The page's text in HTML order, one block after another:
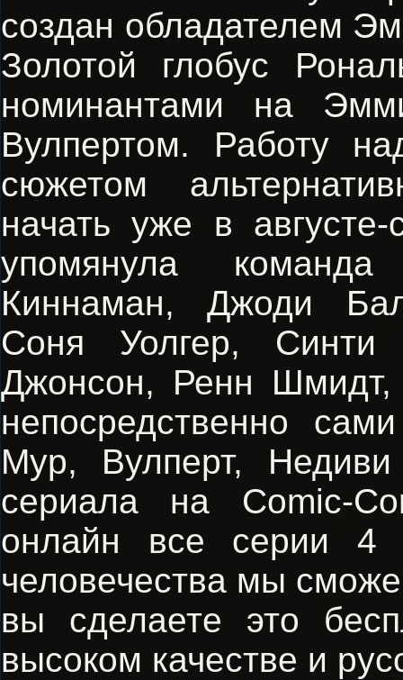
создан обладателем
Золотой глобус
номинантами на
Вулпертом. Работу
сюжетом
начать уже в
упомянула
Киннаман, Джоди
Соня Уолгер,
Джонсон, Ренн
непосредственно
Мур, Вулперт,
сериала на Comic-
онлайн все серии 4
человечества мы
вы сделаете это
высоком качестве и